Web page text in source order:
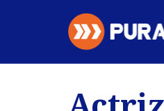
Regiones